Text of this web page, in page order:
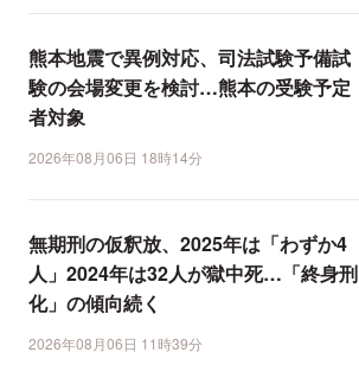
熊本地震で異例対応、司法試験予備試
験の会場変更を検討…熊本の受験予定
者対象
2026年08月06日 18時14分
無期刑の仮釈放、2025年は「わずか4
人」2024年は32人が獄中死…「終身刑
化」の傾向続く
2026年08月06日 11時39分